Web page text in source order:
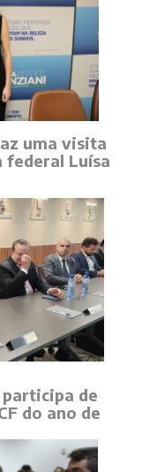
uma visita
Luísa
participa de
do ano de